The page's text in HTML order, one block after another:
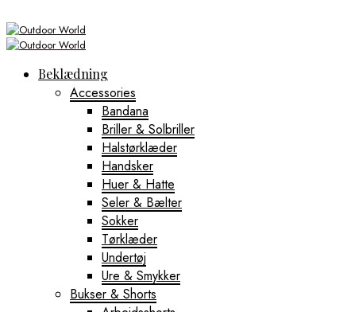
Beklædning
Accessories
Bandana
Briller & Solbriller
Halstørklæder
Handsker
Huer & Hatte
Seler & Bælter
Sokker
Tørklæder
Undertøj
Ure & Smykker
Bukser & Shorts